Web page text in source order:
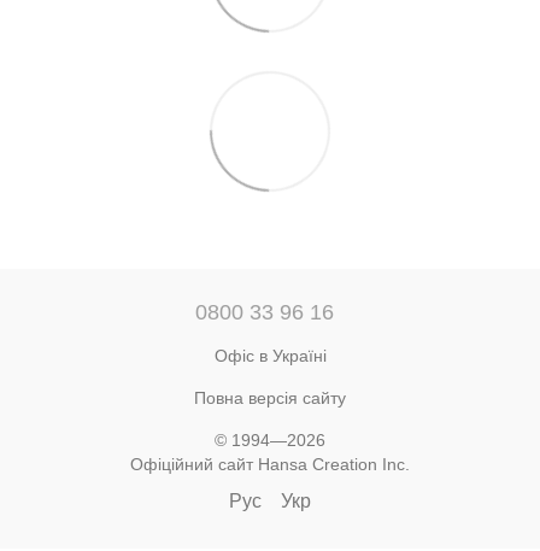
0800 33 96 16
Офіс в Україні
Повна версія сайту
© 1994—2026
Офіційний сайт Hansa Creation Inc.
Рус Укр